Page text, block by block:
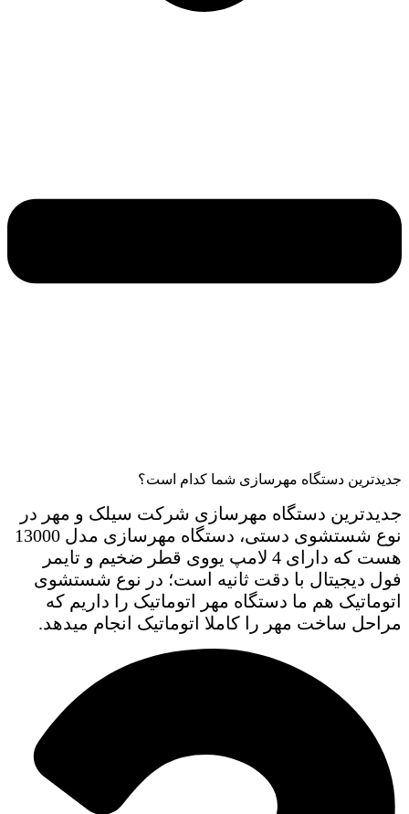
جدیدترین دستگاه مهرسازی شما کدام است؟
جدیدترین دستگاه مهرسازی شرکت سیلک و مهر در
نوع شستشوی دستی، دستگاه مهرسازی مدل 13000
هست که دارای 4 لامپ یووی قطر ضخیم و تایمر
فول دیجیتال با دقت ثانیه است؛ در نوع شستشوی
اتوماتیک هم ما دستگاه مهر اتوماتیک را داریم که
مراحل ساخت مهر را کاملا اتوماتیک انجام میدهد.